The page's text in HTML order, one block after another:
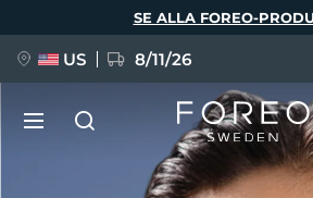
SE ALLA FOREO-
US 8/11/26